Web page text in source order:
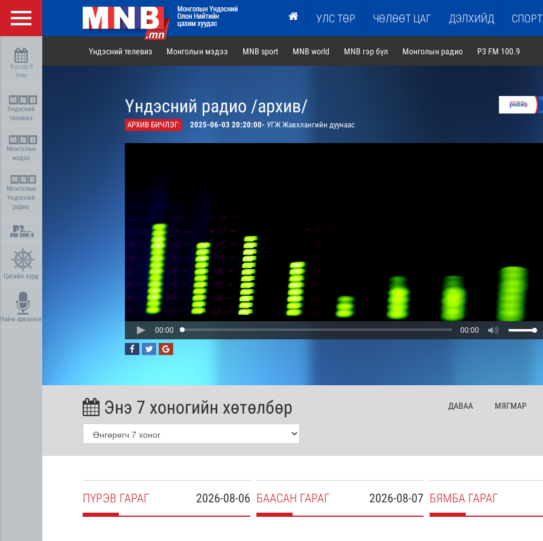
УЛС ТӨР ЧӨЛӨӨТ ЦАГ ДЭЛХИЙД СПОРТ
8-р сар 9
Ням
Үндэсний
телевиз
Монголын
мэдээ
Монголын
Үндэсний
радио
Цагийн хүрд
Найм арваннэг
Үндэсний телевиз Монголын мэдээ MNB sport MNB world MNB гэр бүл Монголын радио P3 FM 100.9
Үндэсний радио /архив/
АРХИВ БИЧЛЭГ: 2025-06-03 20:20:00- УГЖ Жавхлангийн дуунаас
00:00 00:00
Энэ 7 хоногийн хөтөлбөр ДАВАА МЯГМАР
2026-08-06
ПҮРЭВ ГАРАГ 2026-08-07
БААСАН ГАРАГ БЯМБА ГАРАГ